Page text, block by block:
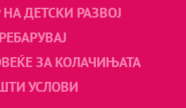
ДЕТСКИ РАЗВОЈ
ЗА КОЛАЧИЊАТА
УСЛОВИ